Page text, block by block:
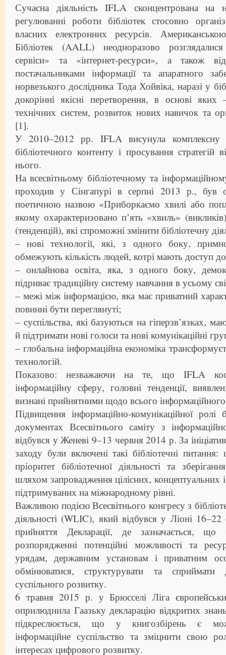
Сучасна діяльність IFLA сконцентрована на
регулюванні роботи бібліотек стосовно
власних електронних ресурсів.
Бібліотек (AALL) неодноразово розглядалися
сервіси» та «інтернет-ресурси», а також
постачальниками інформації та апаратного
норвезького дослідника Тода Хойвіка, наразі у
докорінні якісні перетворення, в основі
технічних систем, розвиток нових навичок та
[1].
У 2010–2012 рр. IFLA висунула комплексну
бібліотечного контенту і просування стратегій
нього.
На всесвітньому бібліотечному та
проходив у Сінгапурі в серпні 2013 р., був
поетичною назвою «Приборкаємо хвилі або
якому охарактеризовано п’ять «хвиль»
(тенденцій), які спроможні змінити бібліотечну
– нові технології, які, з одного боку,
обмежують кількість людей, котрі мають доступ
– онлайнова освіта, яка, з одного боку,
підриває традиційну систему навчання в усьому
– межі між інформацією, яка має приватний
повинні бути переглянуті;
– суспільства, які базуються на гіперзв’язках,
й підтримати нові голоси та нові комунікаційні
– глобальна інформаційна економіка
технологій.
Показово: незважаючи на те, що IFLA
інформаційну сферу, головні тенденції,
визнані прийнятними щодо всього
Підвищення інформаційно-комунікаційної ролі
документах Всесвітнього саміту з
відбувся у Женеві 9–13 червня 2014 р. За
заходу були включені такі бібліотечні питання:
пріоритет бібліотечної діяльності та
шляхом запровадження цілісних, концептуальних
підтримуваних на міжнародному рівні.
Важливою подією Всесвітнього конгресу з
діяльності (WLIC), який відбувся у Ліоні
прийняття Декларації, де зазначається,
розпорядженні потенційні можливості та
урядам, державним установам і приватним
обмінюватися, структурувати та сприймати
суспільного розвитку.
6 травня 2015 р. у Брюсселі Ліга
оприлюднила Гаазьку декларацію відкритих
підкреслюється, що у книгозбірень є
інформаційне суспільство та зміцнити свою
інтересах цифрового розвитку.